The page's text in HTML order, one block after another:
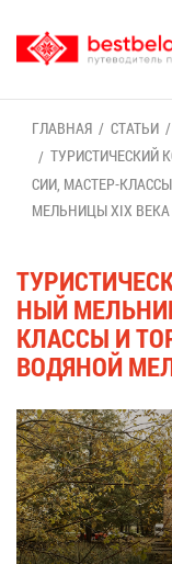
ГЛАВ­НАЯ СТА­ТЬИ
ТУ­РИ­СТИ­ЧЕ­СКИЙ
СИИ, МА­СТЕР-
МЕЛЬ­НИ­ЦЫ XIX ВЕ­КА
НЫЙ
КЛАС­СЫ И
ВО­ДЯ­НОЙ